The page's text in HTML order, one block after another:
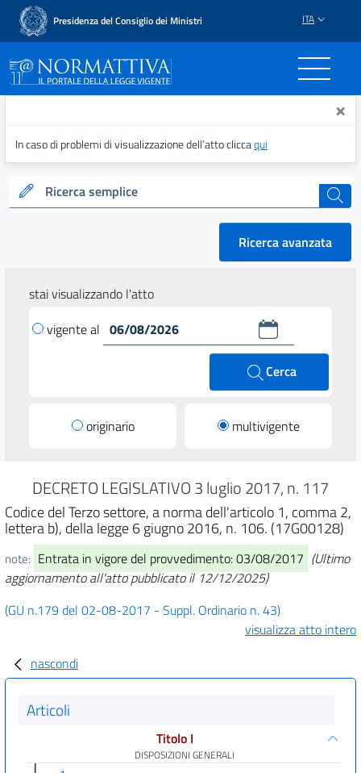
Presidenza del Consiglio dei Ministri ITA
Normattiva - Il portale ×
In caso di problemi di visualizzazione dell’atto cliccaqui
Ricerca semplice cerca
Ricerca avanzata
stai visualizzando l'atto
vigente al
Cerca
originario multivigente
DECRETO LEGISLATIVO 3 luglio 2017, n. 117
Codice del Terzo settore, a norma dell'articolo 1, comma 2,
lettera b), della legge 6 giugno 2016, n. 106. (17G00128)
note: Entrata in vigore del provvedimento: 03/08/2017 (Ultimo
aggiornamento all'atto pubblicato il 12/12/2025)
(GU n.179 del 02-08-2017 - Suppl. Ordinario n. 43)
visualizza atto intero
nascondi
Articoli
Titolo I
DISPOSIZIONI GENERALI